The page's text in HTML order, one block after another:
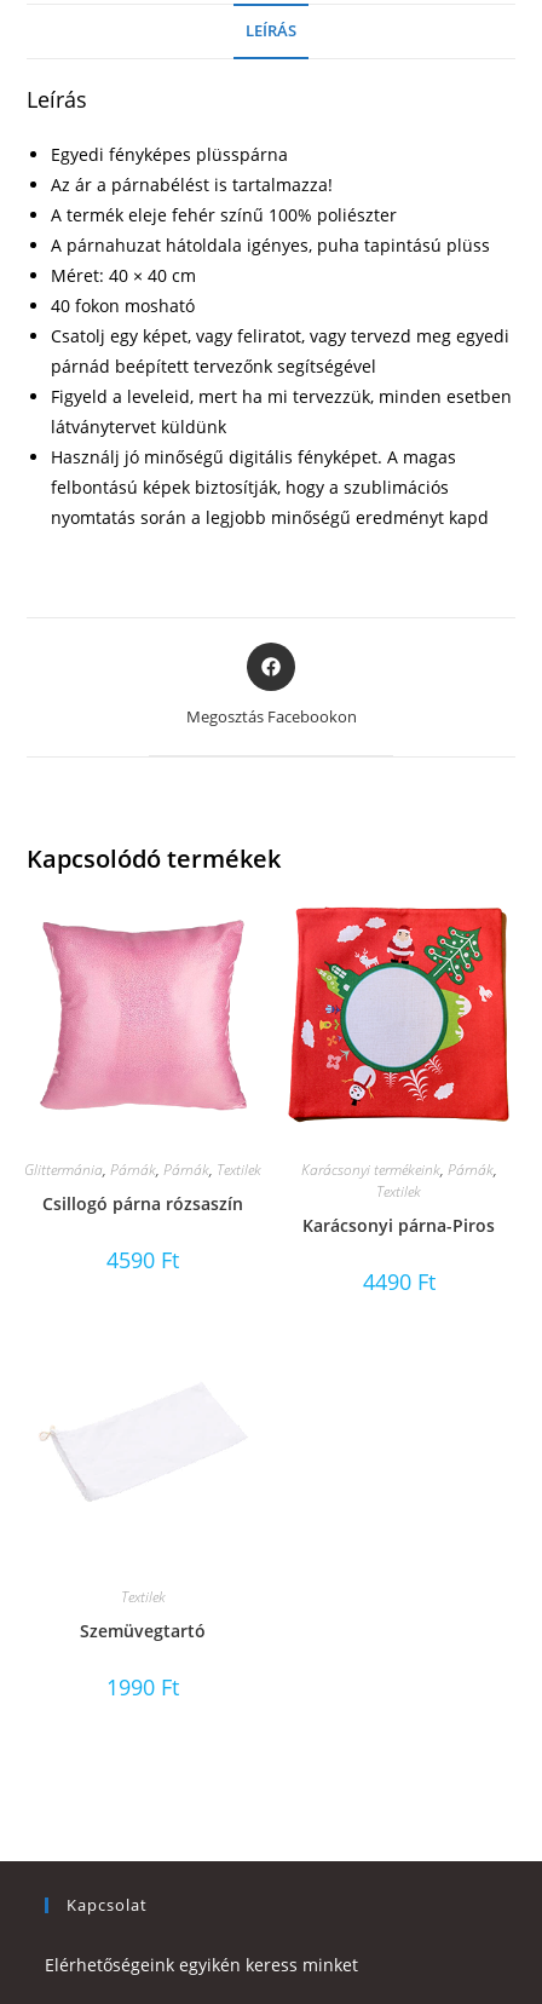
LEÍRÁS
Leírás
Egyedi fényképes plüsspárna
Az ár a párnabélést is tartalmazza!
A termék eleje fehér színű 100% poliészter
A párnahuzat hátoldala igényes, puha tapintású plüss
Méret: 40 × 40 cm
40 fokon mosható
Csatolj egy képet, vagy feliratot, vagy tervezd meg egyedi
párnád beépített tervezőnk segítségével
Figyeld a leveleid, mert ha mi tervezzük, minden esetben
látványtervet küldünk
Használj jó minőségű digitális fényképet. A magas
felbontású képek biztosítják, hogy a szublimációs
nyomtatás során a legjobb minőségű eredményt kapd
Opens
in
new
Megosztás Facebookon
Kapcsolódó termékek
Glittermánia,Párnák,Párnák, Textilek
Csillogó párna rózsaszín
4590 Ft
Karácsonyi termékeink, Párnák,
Textilek
Karácsonyi párna-Piros
4490 Ft
Textilek
Szemüvegtartó
1990 Ft
Kapcsolat
Elérhetőségeink egyikén keress minket